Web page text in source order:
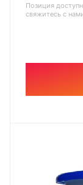
Позиция
свяжитесь с